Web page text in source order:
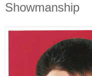
Showmanship